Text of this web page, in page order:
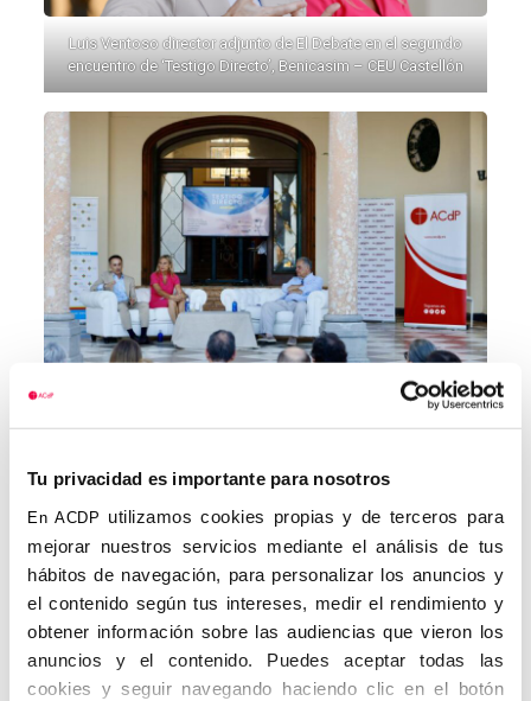
Tu privacidad es importante para nosotros
En ACDP utilizamos cookies propias y de terceros para
mejorar nuestros servicios mediante el análisis de tus
hábitos de navegación, para personalizar los anuncios y
el contenido según tus intereses, medir el rendimiento y
obtener información sobre las audiencias que vieron los
anuncios y el contenido. Puedes aceptar todas las
cookies y seguir navegando haciendo clic en el botón
Luis Ventoso director adjunto de El Debate en el segundo
encuentro de ‘Testigo Directo’, Benicasim – CEU Castellón